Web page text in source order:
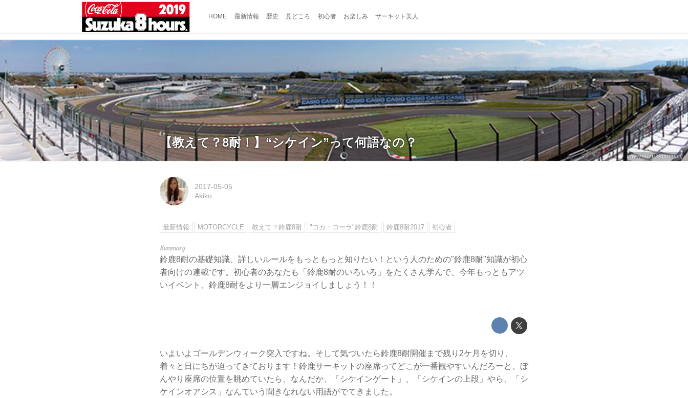
HOME 最新情報 歴史 見どころ 初心者 お楽しみ サーキット美人
www.suzukacircuit.jp
【教えて？8耐！】“シケイン”って何語なの？
2017-05-05
Akiko
最新情報 MOTORCYCLE 教えて？鈴鹿8耐 "コカ・コーラ"鈴鹿8耐 鈴鹿8耐2017 初心者
鈴鹿8耐の基礎知識、詳しいルールをもっともっと知りたい！という人のための"鈴鹿8耐"知識が初心
者向けの連載です。初心者のあなたも「鈴鹿8耐のいろいろ」をたくさん学んで、今年もっともアツ
いイベント、鈴鹿8耐をより一層エンジョイしましょう！！
いよいよゴールデンウィーク突入ですね。そして気づいたら鈴鹿8耐開催まで残り2ケ月を切り、
着々と日にちが迫ってきております！鈴鹿サーキットの座席ってどこが一番観やすいんだろーと、ぼ
んやり座席の位置を眺めていたら、なんだか、「シケインゲート」、「シケインの上段」やら、「シ
ケインオアシス」なんていう聞きなれない用語がでてきました。